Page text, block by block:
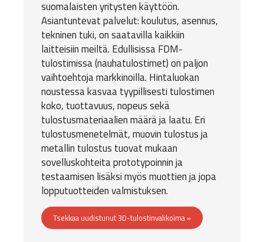
suomalaisten yritysten käyttöön.
Asiantuntevat palvelut: koulutus, asennus,
tekninen tuki, on saatavilla kaikkiin
laitteisiin meiltä. Edullisissa FDM-
tulostimissa (nauhatulostimet) on paljon
vaihtoehtoja markkinoilla. Hintaluokan
noustessa kasvaa tyypillisesti tulostimen
koko, tuottavuus, nopeus sekä
tulostusmateriaalien määrä ja laatu. Eri
tulostusmenetelmät, muovin tulostus ja
metallin tulostus tuovat mukaan
sovelluskohteita prototypoinnin ja
testaamisen lisäksi myös muottien ja jopa
lopputuotteiden valmistuksen.
Tsekkaa uudistunut 3D-tulostinvalikoima »